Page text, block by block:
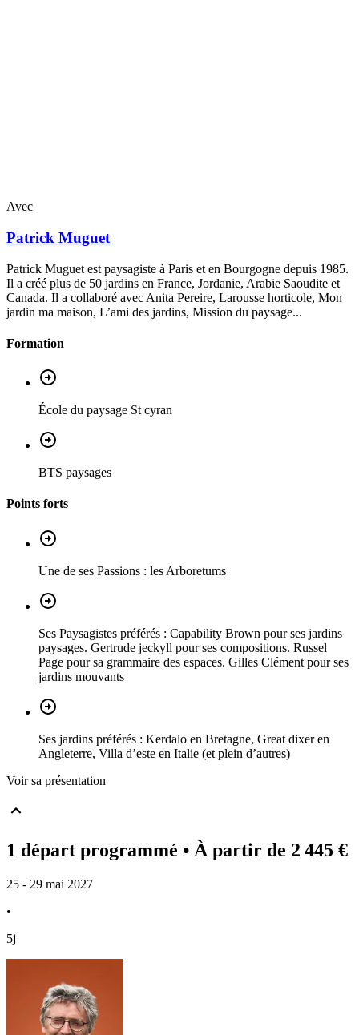
Avec
Patrick Muguet
Patrick Muguet est paysagiste à Paris et en Bourgogne depuis 1985.
Il a créé plus de 50 jardins en France, Jordanie, Arabie Saoudite et
Canada. Il a collaboré avec Anita Pereire, Larousse horticole, Mon
jardin ma maison, L’ami des jardins, Mission du paysage...
Formation
École du paysage St cyran
BTS paysages
Points forts
Une de ses Passions : les Arboretums
Ses Paysagistes préférés : Capability Brown pour ses jardins
paysages. Gertrude jeckyll pour ses compositions. Russel
Page pour sa grammaire des espaces. Gilles Clément pour ses
jardins mouvants
Ses jardins préférés : Kerdalo en Bretagne, Great dixer en
Angleterre, Villa d’este en Italie (et plein d’autres)
Voir sa présentation
1 départ programmé • À partir de 2 445 €
25 - 29 mai 2027
•
5j